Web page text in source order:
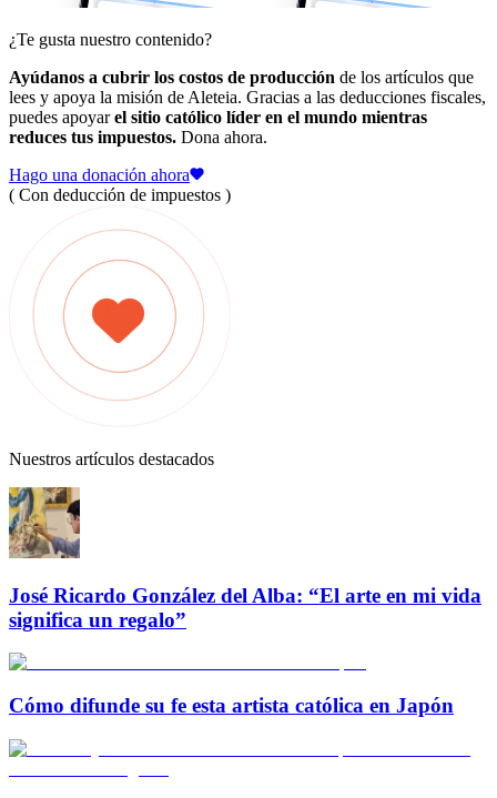
¿Te gusta nuestro contenido?
Ayúdanos a cubrir los costos de producción de los artículos que
lees y apoya la misión de Aleteia. Gracias a las deducciones fiscales,
puedes apoyarel sitio católico líder en el mundo mientras
reduces tus impuestos. Dona ahora.
Hago una donación ahora
( Con deducción de impuestos )
Nuestros artículos destacados
José Ricardo González del Alba: “El arte en mi vida
significa un regalo”
Cómo difunde su fe esta artista católica en Japón